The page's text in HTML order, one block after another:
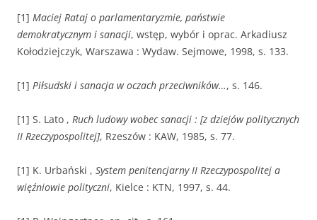
[1] Maciej Rataj o parlamentaryzmie, państwie
demokratycznym i sanacji, wstęp, wybór i oprac. Arkadiusz
Kołodziejczyk, Warszawa : Wydaw. Sejmowe, 1998, s. 133.
[1] Piłsudski i sanacja w oczach przeciwników…, s. 146.
[1] S. Lato , Ruch ludowy wobec sanacji : [z dziejów politycznych
II Rzeczypospolitej], Rzeszów : KAW, 1985, s. 77.
[1] K. Urbański , System penitencjarny II Rzeczypospolitej a
więźniowie polityczni, Kielce : KTN, 1997, s. 44.